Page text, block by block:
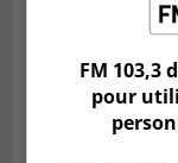
Publié le 6 juillet
Climat
pourFM 103,3
pour